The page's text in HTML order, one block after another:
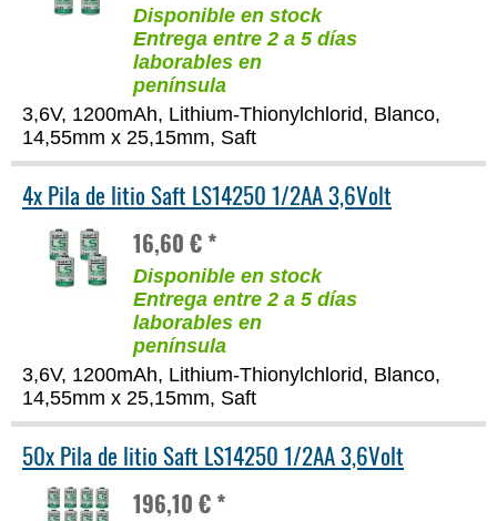
Disponible en stock
Entrega entre 2 a 5 días
laborables en
península
3,6V, 1200mAh, Lithium-Thionylchlorid, Blanco,
14,55mm x 25,15mm, Saft
4x Pila de litio Saft LS14250 1/2AA 3,6Volt
16,60 € *
Disponible en stock
Entrega entre 2 a 5 días
laborables en
península
3,6V, 1200mAh, Lithium-Thionylchlorid, Blanco,
14,55mm x 25,15mm, Saft
50x Pila de litio Saft LS14250 1/2AA 3,6Volt
196,10 € *